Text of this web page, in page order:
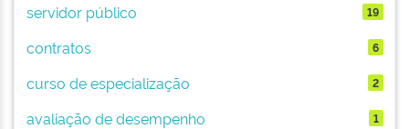
servidor público 19
contratos 6
curso de especialização 2
avaliação de desempenho 1